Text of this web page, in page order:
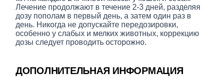
Лечение продолжают в течение 2-3 дней, разделяя
дозу пополам в первый день, а затем один раз в
день. Никогда не допускайте передозировки,
особенно у слабых и мелких животных, коррекцию
дозы следует проводить осторожно.
ДОПОЛНИТЕЛЬНАЯ ИНФОРМАЦИЯ